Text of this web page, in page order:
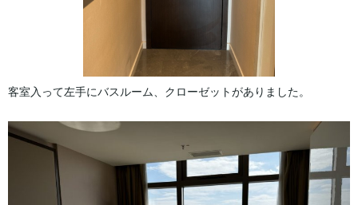
客室入って左手にバスルーム、クローゼットがありました。